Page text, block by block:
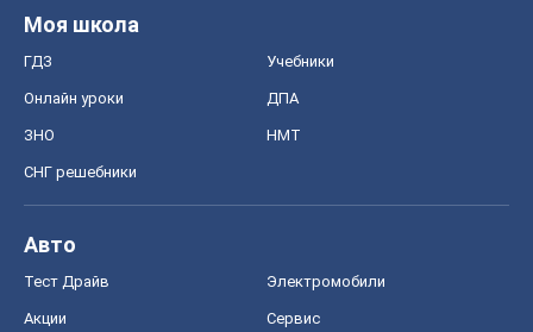
Моя школа
ГДЗ Учебники
Онлайн уроки ДПА
ЗНО НМТ
СНГ решебники
Авто
Тест Драйв Электромобили
Акции Сервис